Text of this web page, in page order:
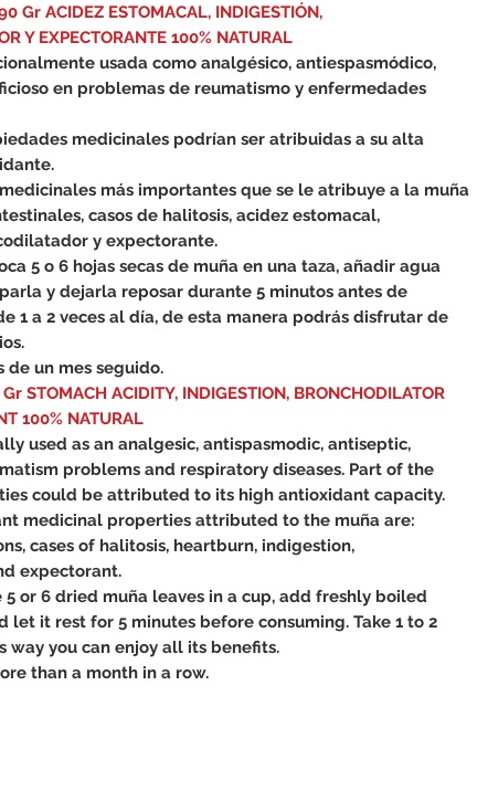
Gr ACIDEZ ESTOMACAL, INDIGESTIÓN,
Y EXPECTORANTE 100% NATURAL
usada como analgésico, antiespasmódico,
en problemas de reumatismo y enfermedades
medicinales podrían ser atribuidas a su alta
más importantes que se le atribuye a la muña
casos de halitosis, acidez estomacal,
y expectorante.
5 o 6 hojas secas de muña en una taza, añadir agua
y dejarla reposar durante 5 minutos antes de
1 a 2 veces al día, de esta manera podrás disfrutar de
de un mes seguido.
STOMACH ACIDITY, INDIGESTION, BRONCHODILATOR
100% NATURAL
used as an analgesic, antispasmodic, antiseptic,
problems and respiratory diseases. Part of the
could be attributed to its high antioxidant capacity.
medicinal properties attributed to the muña are:
cases of halitosis, heartburn, indigestion,
expectorant.
5 or 6 dried muña leaves in a cup, add freshly boiled
let it rest for 5 minutes before consuming. Take 1 to 2
way you can enjoy all its benefits.
than a month in a row.